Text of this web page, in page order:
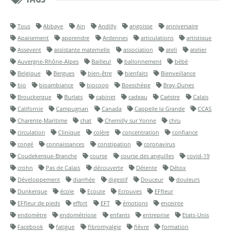
Tous Abbaye Ain Andilly angoisse
anniversaire
Apaisement
apprendre Ardennes articulations
artistique
Assevent
assistante maternelle association ateli
atelier
Auvergne-Rhône-Alpes
Bailleul ballonnement
bébé
Belgique
Bergues bien-être bienfaits
Bienveillance
bio
bioambiance biocoop Boeschèpe
Bray-Dunes
Brouckerque
Burlats cabinet cadeau Caëstre
Calais
Californie
Campugnan Canada Cappelle la Grande
CCAS
Charente-Maritime
chat Chemilly sur Yonne
chru
circulation
Clinique colère concentration
confiance
congé
connaissances constipation
coronavirus
Coudekerque-Branche
course course des anguilles
covid-19
crohn
Pas de Calais découverte Détente
Détox
Développement
diarrhée digestif Douceur
douleurs
Dunkerque
école Ecoute Ecrouves
EFfleur
EFfleur de pieds
effort EFT émotions
enceinte
endomètre
endométriose enfants entreprise
Etats-Unis
Facebook
fatigue fibromyalgie fièvre
formation